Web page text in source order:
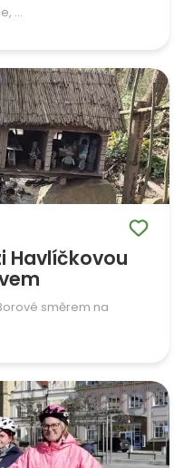
...
Havlíčkovou
směrem na